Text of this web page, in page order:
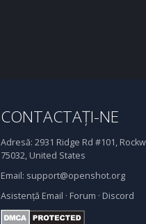
CONTACTAȚI-NE
Adresă: 2931 Ridge Rd #101,
75032, United States
Email: support@openshot.org
Asistență Email · Forum · Discord